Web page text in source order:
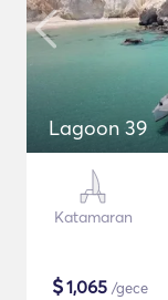
Lagoon 39
Katamaran
$1,065 /gece